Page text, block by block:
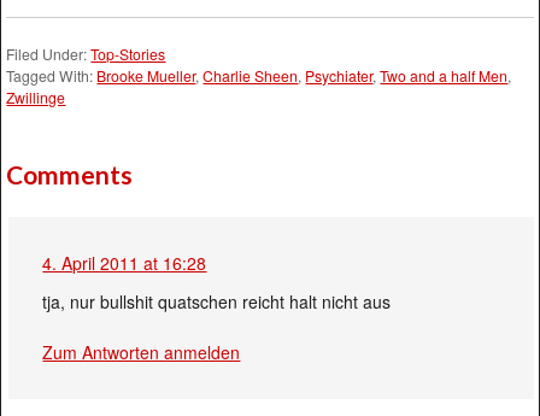
Filed Under:Top-Stories
Tagged With: Brooke Mueller,Charlie Sheen, Psychiater,Two and a half Men,
Zwillinge
Comments
4. April 2011 at 16:28
tja, nur bullshit quatschen reicht halt nicht aus
Zum Antworten anmelden